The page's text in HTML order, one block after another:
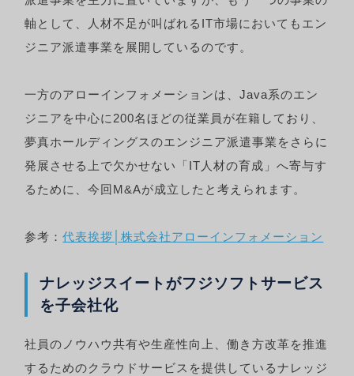
軸として、人材不足が叫ばれるIT市場においてもエン
ジニア派遣事業を展開しているのです。
一方のアローインフォメーションは、Java系のエン
ジニアを中心に200名ほどの従業員が在籍しており、
夢真ホールディングスのエンジニア派遣事業をさらに
発展させる上で欠かせない「IT人材の育成」へ寄与す
るために、今回M&Aが成立したと考えられます。
参考：代表挨拶│株式会社アローインフォメーション
ナレッジスイートがフジソフトサービス
を子会社化
社員のノウハウ共有や生産性向上、働き方改革を推進
するためのクラウドサービスを提供しているナレッジ